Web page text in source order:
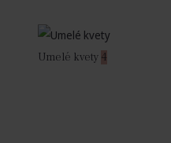
Umelé kvety 4